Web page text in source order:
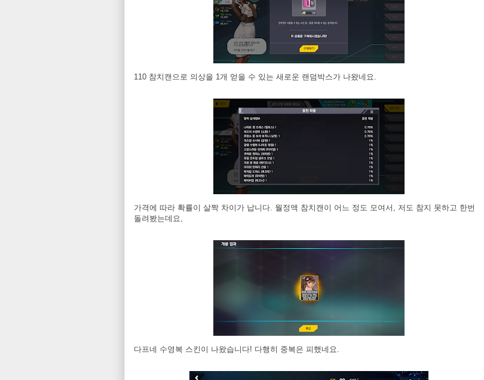
110 참치캔으로 의상을 1개 얻을 수 있는 새로운 랜덤박스가 나왔네요.
가격에 따라 확률이 살짝 차이가 납니다. 월정액 참치캔이 어느 정도 모여서, 저도 참지 못하고 한번
돌려봤는데요,
다프네 수영복 스킨이 나왔습니다! 다행히 중복은 피했네요.